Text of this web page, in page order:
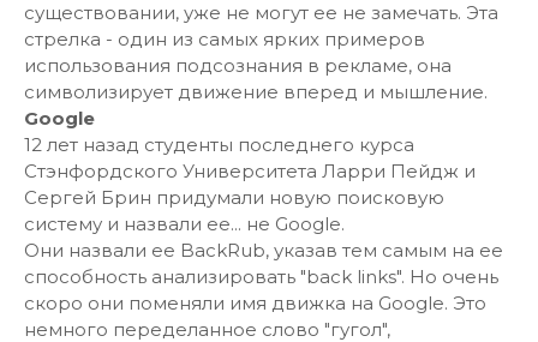
существовании, уже не могут ее не замечать. Эта
стрелка - один из самых ярких примеров
использования подсознания в рекламе, она
символизирует движение вперед и мышление.
Google
12 лет назад студенты последнего курса
Стэнфордского Университета Ларри Пейдж и
Сергей Брин придумали новую поисковую
систему и назвали ее... не Google.
Они назвали ее BackRub, указав тем самым на ее
способность анализировать "back links". Но очень
скоро они поменяли имя движка на Google. Это
немного переделанное слово "гугол",